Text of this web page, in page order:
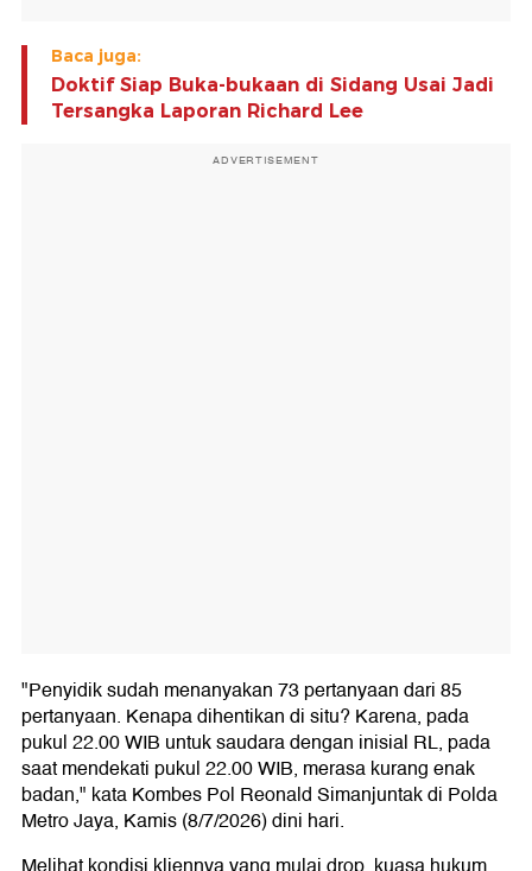
Baca juga:
Doktif Siap Buka-bukaan di Sidang Usai Jadi
Tersangka Laporan Richard Lee
ADVERTISEMENT
"Penyidik sudah menanyakan 73 pertanyaan dari 85
pertanyaan. Kenapa dihentikan di situ? Karena, pada
pukul 22.00 WIB untuk saudara dengan inisial RL, pada
saat mendekati pukul 22.00 WIB, merasa kurang enak
badan," kata Kombes Pol Reonald Simanjuntak di Polda
Metro Jaya, Kamis (8/7/2026) dini hari.